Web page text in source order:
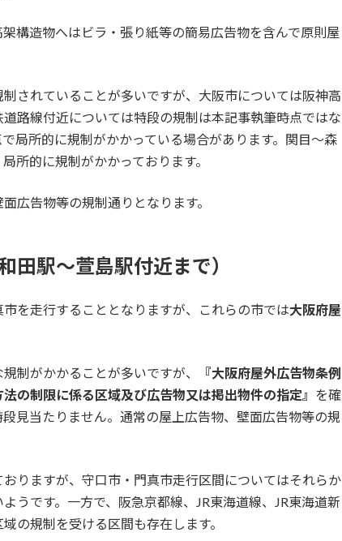
構造物へはビラ・張り紙等の簡易広告物を含んで原則屋
されていることが多いですが、大阪市については阪神高
路線付近については特段の規制は本記事執筆時点ではな
局所的に規制がかかっている場合があります。関目～森
所的に規制がかかっております。
広告物等の規制通りとなります。
田駅～萱島駅付近まで）
を走行することとなりますが、これらの市では大阪府屋
制がかかることが多いですが、
『大阪府屋外広告物条例
の制限に係る区域及び広告物又は掲出物件の指定』 を確
見当たりません。通常の屋上広告物、壁面広告物等の規
りますが、守口市・門真市走行区間についてはそれらか
うです。一方で、阪急京都線、JR東海道線、JR東海道新
の規制を受ける区間も存在します。